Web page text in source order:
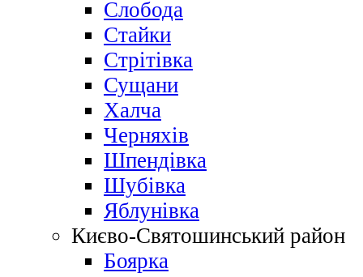
Слобода
Стайки
Стрітівка
Сущани
Халча
Черняхів
Шпендівка
Шубівка
Яблунівка
Києво-Святошинський район
Боярка